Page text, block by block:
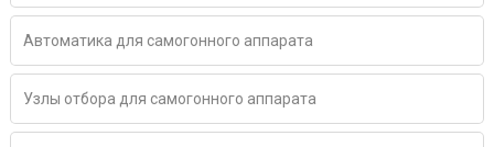
Автоматика для самогонного аппарата
Узлы отбора для самогонного аппарата